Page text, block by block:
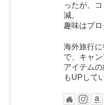
ったが、
減。
趣味はブロ
海外旅行
で、キャン
アイテム
もUPして